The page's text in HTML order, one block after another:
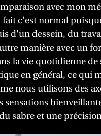
avec mon
c'est normal
d'un dessein, du
manière avec un
la vie quotidienne
en général, ce qui
nous utilisons des
sabre et une